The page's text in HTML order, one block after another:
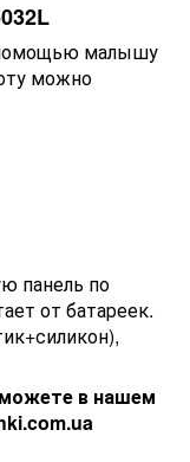
помощью малышу
можно
панель по
от батареек.
в нашем